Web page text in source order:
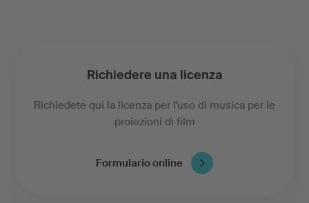
Richiedere una licenza
Richiedete qui la licenza per l'uso di musica per le
proiezioni di film
Formulario online